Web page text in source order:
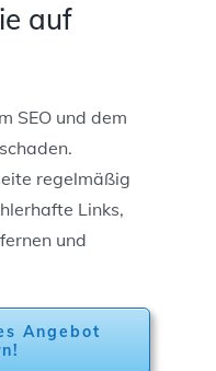
auf
SEO und dem
regelmäßig
Links,
und
Angebot